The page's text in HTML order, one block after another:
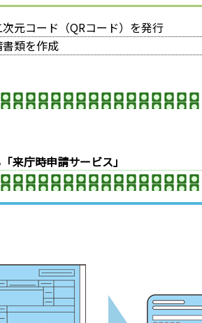
元コード（QRコード）を発行
類を作成
来庁時申請サービス」